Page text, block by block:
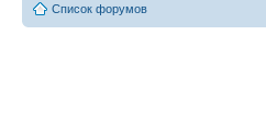
Список форумов